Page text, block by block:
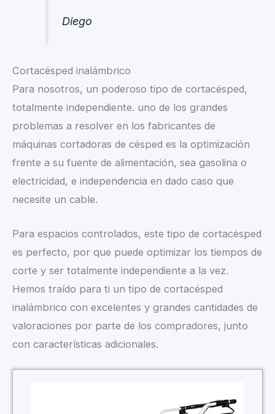
Diego
Cortacésped inalámbrico
Para nosotros, un poderoso tipo de cortacésped,
totalmente independiente. uno de los grandes
problemas a resolver en los fabricantes de
máquinas cortadoras de césped es la optimización
frente a su fuente de alimentación, sea gasolina o
electricidad, e independencia en dado caso que
necesite un cable.
Para espacios controlados, este tipo de cortacésped
es perfecto, por que puede optimizar los tiempos de
corte y ser totalmente independiente a la vez.
Hemos traído para ti un tipo de cortacésped
inalámbrico con excelentes y grandes cantidades de
valoraciones por parte de los compradores, junto
con características adicionales.